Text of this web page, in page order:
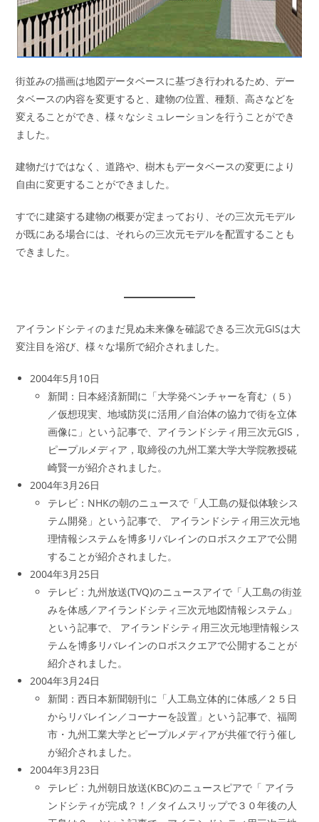
街並みの描画は地図データベースに基づき行われるため、デー
タベースの内容を変更すると、建物の位置、種類、高さなどを
変えることができ、様々なシミュレーションを行うことができ
ました。
建物だけではなく、道路や、樹木もデータベースの変更により
自由に変更することができました。
すでに建築する建物の概要が定まっており、その三次元モデル
が既にある場合には、それらの三次元モデルを配置することも
できました。
アイランドシティのまだ見ぬ未来像を確認できる三次元GISは大
変注目を浴び、様々な場所で紹介されました。
2004年5月10日
新聞：日本経済新聞に「大学発ベンチャーを育む（５）
／仮想現実、地域防災に活用／自治体の協力で街を立体
画像に」という記事で、アイランドシティ用三次元GIS，
ピープルメディア，取締役の九州工業大学大学院教授硴
崎賢一が紹介されました。
2004年3月26日
テレビ：NHKの朝のニュースで「人工島の疑似体験シス
テム開発」という記事で、 アイランドシティ用三次元地
理情報システムを博多リバレインのロボスクエアで公開
することが紹介されました。
2004年3月25日
テレビ：九州放送(TVQ)のニュースアイで「人工島の街並
みを体感／アイランドシティ三次元地図情報システム」
という記事で、 アイランドシティ用三次元地理情報シス
テムを博多リバレインのロボスクエアで公開することが
紹介されました。
2004年3月24日
新聞：西日本新聞朝刊に「人工島立体的に体感／２５日
からリバレイン／コーナーを設置」という記事で、福岡
市・九州工業大学とピープルメディアが共催で行う催し
が紹介されました。
2004年3月23日
テレビ：九州朝日放送(KBC)のニュースピアで「 アイラ
ンドシティが完成？！／タイムスリップで３０年後の人